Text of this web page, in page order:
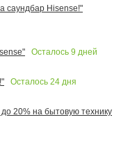
саундбар Hisense!"
Осталось 9 дней
Осталось 24 дня
20% на бытовую технику